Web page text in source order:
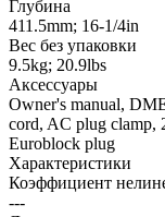
Глубина
411.5mm; 16-1/4in
Вес без упаковки
9.5kg; 20.9lbs
Аксессуары
Owner's manual,
cord, AC plug clamp,
Euroblock plug
Характеристики
Коэффициент
---